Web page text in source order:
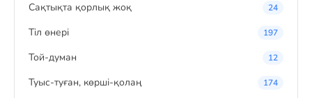
Сақтықта қорлық жоқ 24
Тіл өнері 197
Той-думан 12
Туыс-туған, көрші-қолаң 174